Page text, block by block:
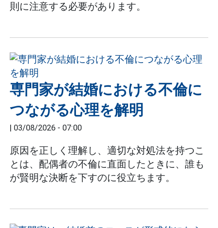
則に注意する必要があります。
専門家が結婚における不倫に
つながる心理を解明
| 03/08/2026 - 07:00
原因を正しく理解し、適切な対処法を持つこ
とは、配偶者の不倫に直面したときに、誰も
が賢明な決断を下すのに役立ちます。